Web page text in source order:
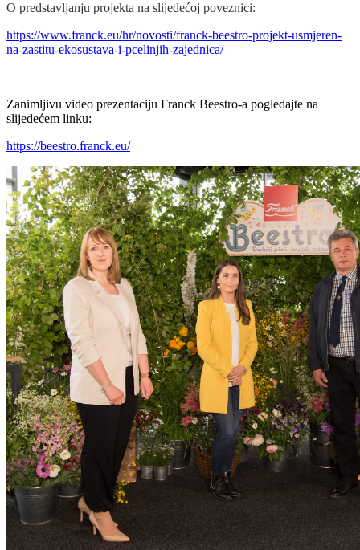
O predstavljanju projekta na slijedećoj poveznici:
https://www.franck.eu/hr/novosti/franck-beestro-projekt-usmjeren-
na-zastitu-ekosustava-i-pcelinjih-zajednica/
Zanimljivu video prezentaciju Franck Beestro-a pogledajte na
slijedećem linku:
https://beestro.franck.eu/